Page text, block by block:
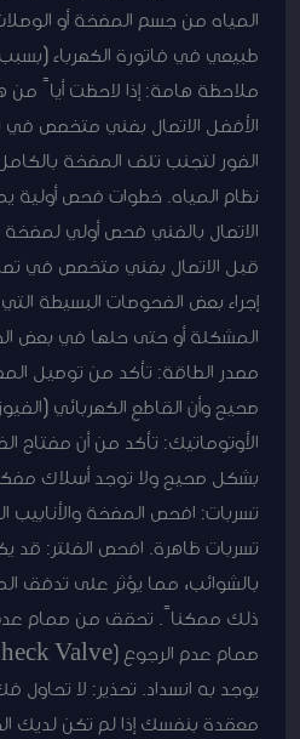
المياه من جسم المضخة أو
طبيعي في فاتورة الكهرباء
ملاحظة هامة: إذا لاحظت أياً من
الأفضل الاتصال بفني متخصص
الفور لتجنب تلف المضخة
نظام المياه. خطوات فحص أولية
الاتصال بالفني فحص أولي لمضخة
قبل الاتصال بفني متخصص في
إجراء بعض الفحوصات البسيطة
المشكلة أو حتى حلها في بعض
مصدر الطاقة: تأكد من توصيل
صحيح وأن القاطع الكهربائي
الأوتوماتيك: تأكد من أن مفتاح
بشكل صحيح ولا توجد أسلاك
تسربات: افحص المضخة
تسربات ظاهرة. افحص الفلتر: قد
بالشوائب، مما يؤثر على تدفق
ذلك ممكناً. تحقق من صمام عدم
يوجد به انسداد. تحذير: لا تحاول
معقدة بنفسك إذا لم تكن لديك